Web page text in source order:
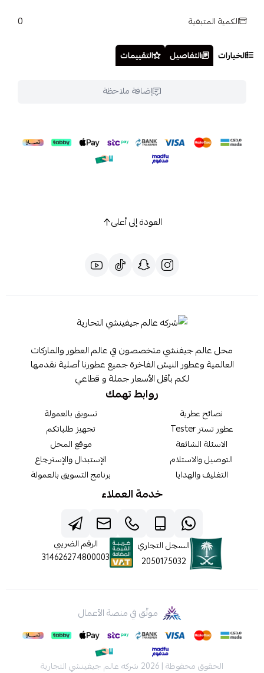
الكمية المتبقية 0
الخيارات التفاصيل التقييمات
إضافة ملاحظة
العودة إلى أعلى
محل عالم جيفنشي متخصصون في عالم العطور والماركات
العالمية وعطور النيش الفاخرة جميع عطورنا أصلية نقدمها
لكم بأقل الأسعار جملة و قطاعي
روابط تهمك
نصائح عطرية
عطور تستر Tester
الاسئلة الشائعة
التوصيل والاستلام
التغليف والهدايا
تسويق بالعمولة
تجهيز طلباتكم
موقع المحل
الإستبدال والإسترجاع
برنامج التسويق بالعمولة
خدمة العملاء
السجل التجاري
2050175032
الرقم الضريبي
314626274800003
موثّق في منصة الأعمال
الحقوق محفوظة | 2026 شركه عالم جيفينشي التجارية